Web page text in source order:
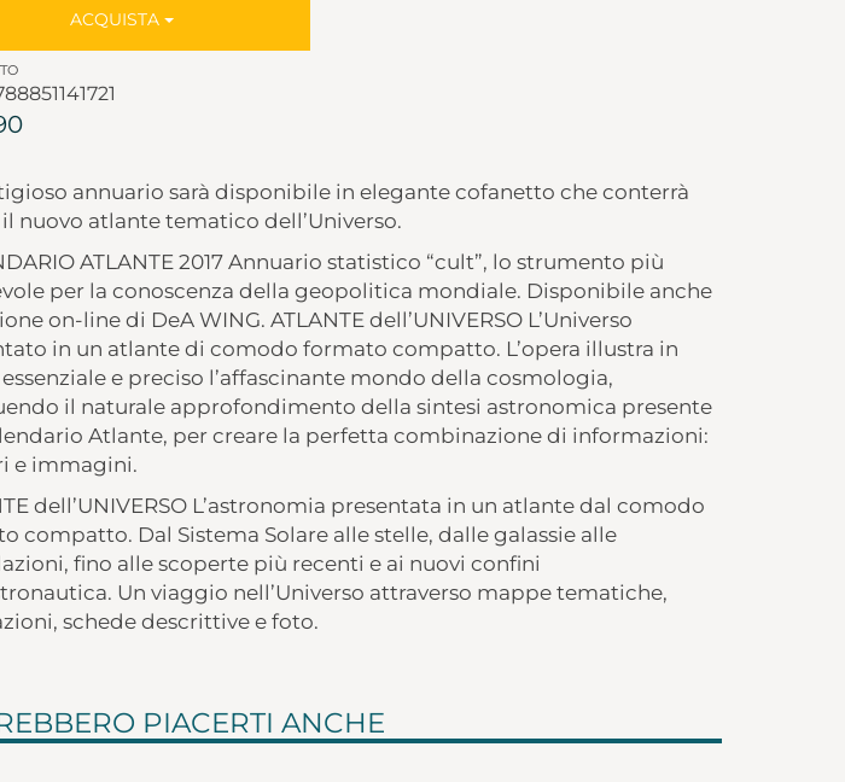
ACQUISTA
annuario sarà disponibile in elegante cofanetto che conterrà
nuovo atlante tematico dell’Universo.
ATLANTE 2017 Annuario statistico “cult”, lo strumento più
per la conoscenza della geopolitica mondiale. Disponibile anche
on-line di DeA WING. ATLANTE dell’UNIVERSO L’Universo
in un atlante di comodo formato compatto. L’opera illustra in
e preciso l’affascinante mondo della cosmologia,
il naturale approfondimento della sintesi astronomica presente
Atlante, per creare la perfetta combinazione di informazioni:
e immagini.
dell’UNIVERSO L’astronomia presentata in un atlante dal comodo
compatto. Dal Sistema Solare alle stelle, dalle galassie alle
fino alle scoperte più recenti e ai nuovi confini
Un viaggio nell’Universo attraverso mappe tematiche,
schede descrittive e foto.
PIACERTI ANCHE